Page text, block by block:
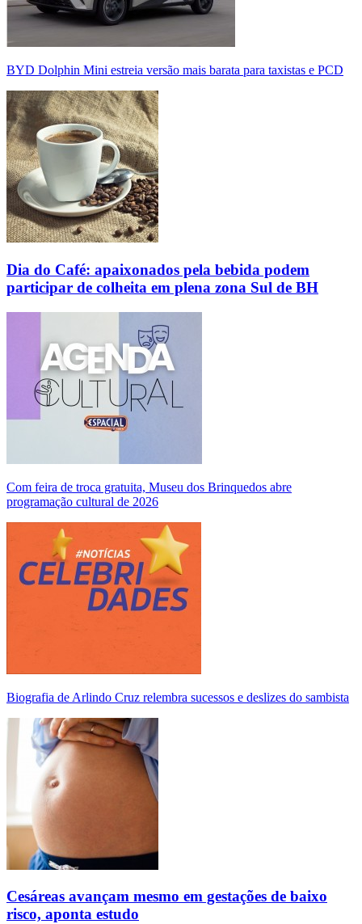
BYD Dolphin Mini estreia versão mais barata para taxistas e PCD
Dia do Café: apaixonados pela bebida podem
participar de colheita em plena zona Sul de BH
Com feira de troca gratuita, Museu dos Brinquedos abre
programação cultural de 2026
Biografia de Arlindo Cruz relembra sucessos e deslizes do sambista
Cesáreas avançam mesmo em gestações de baixo
risco, aponta estudo